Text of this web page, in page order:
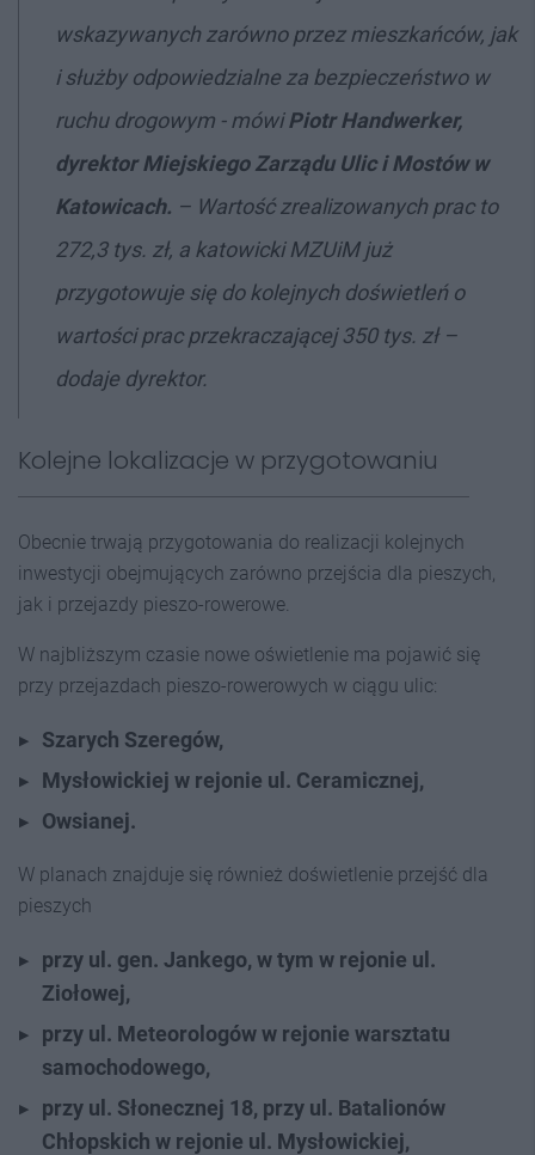
wskazywanych zarówno przez mieszkańców, jak
i służby odpowiedzialne za bezpieczeństwo w
ruchu drogowym - mówiPiotr Handwerker,
dyrektor Miejskiego Zarządu Ulic i Mostów w
Katowicach. – Wartość zrealizowanych prac to
272,3 tys. zł, a katowicki MZUiM już
przygotowuje się do kolejnych doświetleń o
wartości prac przekraczającej 350 tys. zł –
dodaje dyrektor.
Kolejne lokalizacje w przygotowaniu
Obecnie trwają przygotowania do realizacji kolejnych
inwestycji obejmujących zarówno przejścia dla pieszych,
jak i przejazdy pieszo-rowerowe.
W najbliższym czasie nowe oświetlenie ma pojawić się
przy przejazdach pieszo-rowerowych w ciągu ulic:
Szarych Szeregów,
Mysłowickiej w rejonie ul. Ceramicznej,
Owsianej.
W planach znajduje się również doświetlenie przejść dla
pieszych
przy ul. gen. Jankego, w tym w rejonie ul.
Ziołowej,
przy ul. Meteorologów w rejonie warsztatu
samochodowego,
przy ul. Słonecznej 18, przy ul. Batalionów
Chłopskich w rejonie ul. Mysłowickiej,